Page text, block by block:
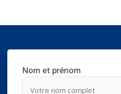
Nom et prénom